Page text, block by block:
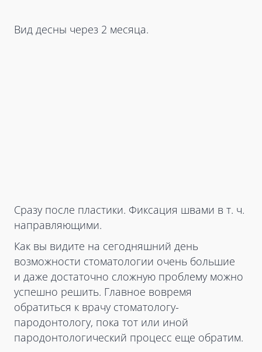
Вид десны через 2 месяца.
Сразу после пластики. Фиксация швами в т. ч.
направляющими.
Как вы видите на сегодняшний день
возможности стоматологии очень большие
и даже достаточно сложную проблему можно
успешно решить. Главное вовремя
обратиться к врачу стоматологу-
пародонтологу, пока тот или иной
пародонтологический процесс еще обратим.